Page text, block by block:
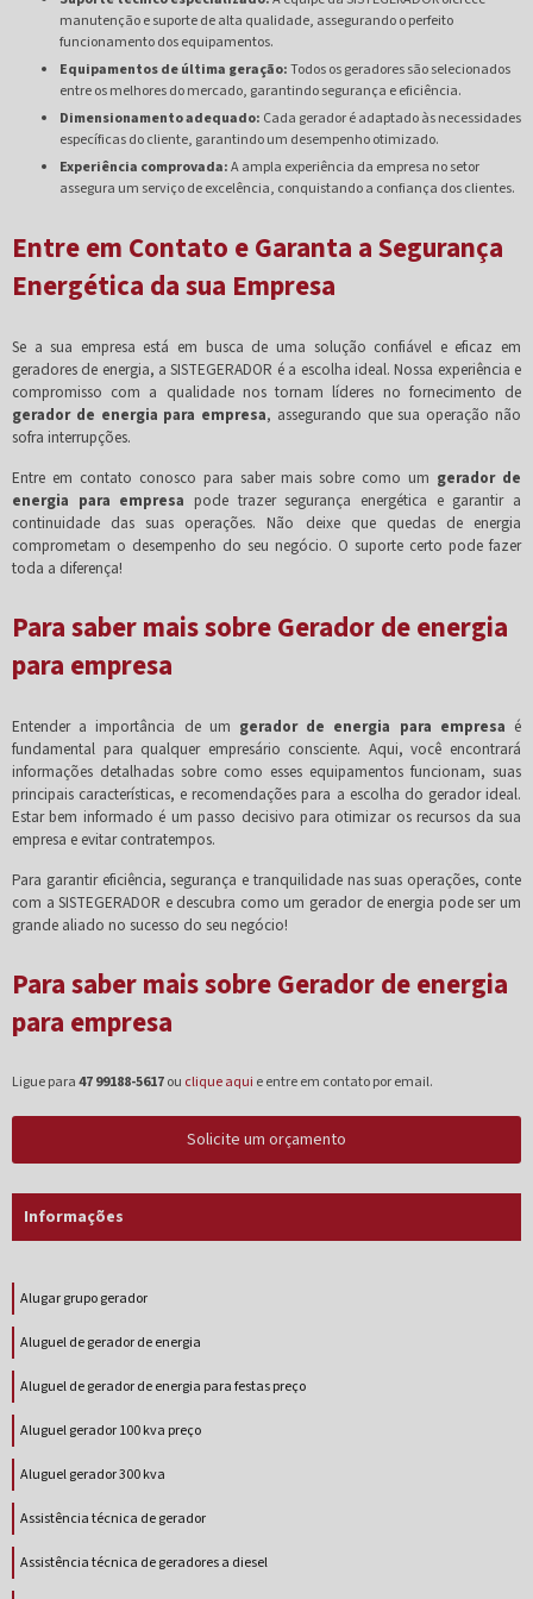
manutenção e suporte de alta qualidade, assegurando o perfeito
funcionamento dos equipamentos.
Equipamentos de última geração:Todos os geradores são selecionados
entre os melhores do mercado, garantindo segurança e eficiência.
Dimensionamento adequado: Cada gerador é adaptado às necessidades
específicas do cliente, garantindo um desempenho otimizado.
Experiência comprovada:A ampla experiência da empresa no setor
assegura um serviço de excelência, conquistando a confiança dos clientes.
Entre em Contato e Garanta a Segurança
Energética da sua Empresa
Se a sua empresa está em busca de uma solução confiável e eficaz em
geradores de energia, a SISTEGERADOR é a escolha ideal. Nossa experiência e
compromisso com a qualidade nos tornam líderes no fornecimento de
gerador de energia para empresa, assegurando que sua operação não
sofra interrupções.
Entre em contato conosco para saber mais sobre como um gerador de
energia para empresa pode trazer segurança energética e garantir a
continuidade das suas operações. Não deixe que quedas de energia
comprometam o desempenho do seu negócio. O suporte certo pode fazer
toda a diferença!
Para saber mais sobre Gerador de energia
para empresa
Entender a importância de um gerador de energia para empresa é
fundamental para qualquer empresário consciente. Aqui, você encontrará
informações detalhadas sobre como esses equipamentos funcionam, suas
principais características, e recomendações para a escolha do gerador ideal.
Estar bem informado é um passo decisivo para otimizar os recursos da sua
empresa e evitar contratempos.
Para garantir eficiência, segurança e tranquilidade nas suas operações, conte
com a SISTEGERADOR e descubra como um gerador de energia pode ser um
grande aliado no sucesso do seu negócio!
Para saber mais sobre Gerador de energia
para empresa
Ligue para47 99188-5617ou clique aqui e entre em contato por email.
Solicite um orçamento
Informações
Alugar grupo gerador
Aluguel de gerador de energia
Aluguel de gerador de energia para festas preço
Aluguel gerador 100 kva preço
Aluguel gerador 300 kva
Assistência técnica de gerador
Assistência técnica de geradores a diesel